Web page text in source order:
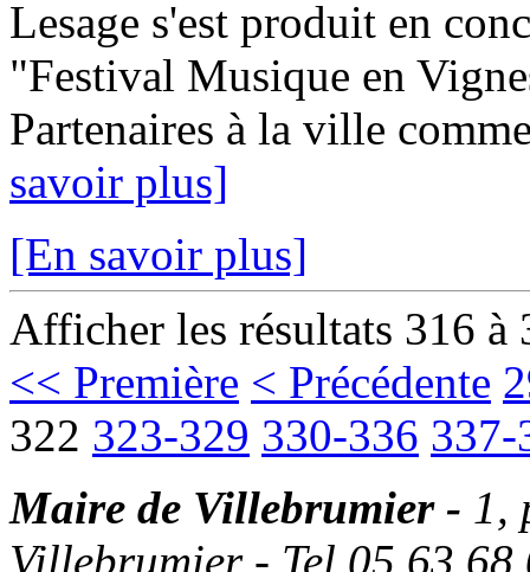
Lesage s'est produit en
"Festival Musique en
Partenaires à la ville
savoir plus]
[En savoir plus]
Afficher les résultats 316 à
<< Première < Précédente
322 323-329 330-336 337-
Maire de Villebrumier - 1,
Villebrumier - Tel 05 63